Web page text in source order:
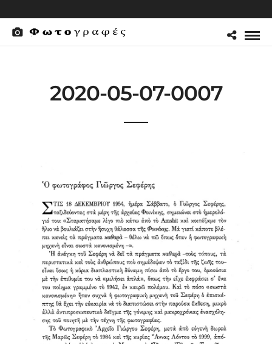
2020-05-07-0007